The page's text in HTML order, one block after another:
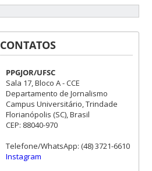
CONTATOS
PPGJOR/UFSC
Sala 17, Bloco A - CCE
Departamento de Jornalismo
Campus Universitário, Trindade
Florianópolis (SC), Brasil
CEP: 88040-970
Telefone/WhatsApp: (48) 3721-6610
Instagram